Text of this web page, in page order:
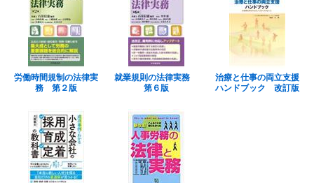
労働時間規制の法律実
務 第２版
就業規則の法律実務
第６版
治療と仕事の両立支援
ハンドブック 改訂版